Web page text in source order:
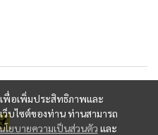
พื่อเพิ่มประสิทธิภาพและ
บไซต์ของท่าน ท่านสามารถ
โยบายความเป็นส่วนตัว และ